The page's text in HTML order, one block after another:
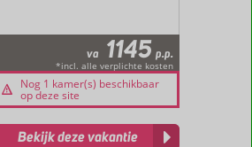
va 1145 p.p.
*incl. alle verplichte kosten
Nog 1 kamer(s) beschikbaar
op deze site
Bekijk deze vakantie